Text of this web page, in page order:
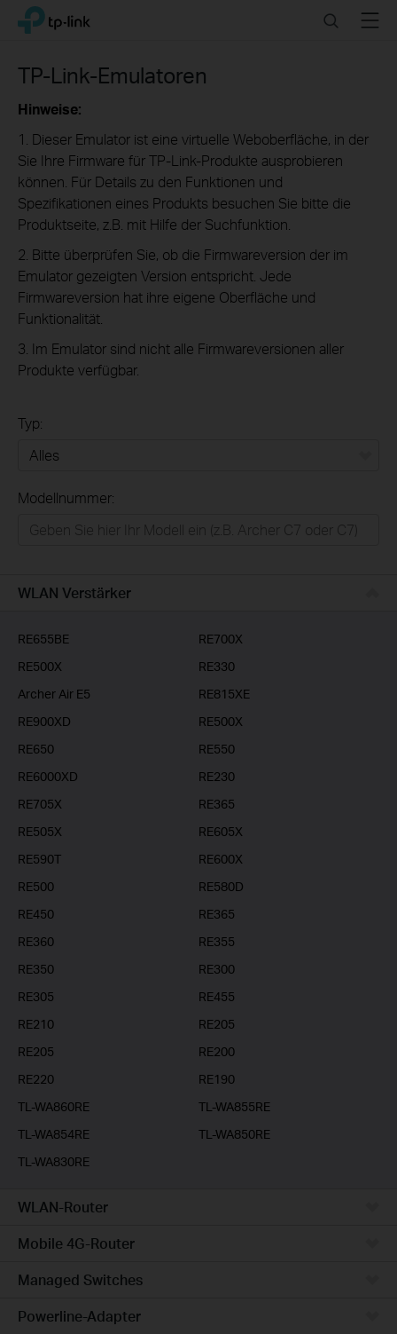
Click
the
navigation
TP-Link, Reliably Smart SearchMenu
TP-Link-Emulatoren
Hinweise:
1. Dieser Emulator ist eine virtuelle Weboberfläche, in der
Sie Ihre Firmware für TP-Link-Produkte ausprobieren
können. Für Details zu den Funktionen und
Spezifikationen eines Produkts besuchen Sie bitte die
Produktseite, z.B. mit Hilfe der Suchfunktion.
2. Bitte überprüfen Sie, ob die Firmwareversion der im
Emulator gezeigten Version entspricht. Jede
Firmwareversion hat ihre eigene Oberfläche und
Funktionalität.
3. Im Emulator sind nicht alle Firmwareversionen aller
Produkte verfügbar.
Typ:
Businessanwender
Modellnummer:
WLAN Verstärker
RE655BE
RE700X
RE500X
RE330
Archer Air E5
RE815XE
RE900XD
RE500X
RE650
RE550
RE6000XD
RE230
RE705X
RE365
RE505X
RE605X
RE590T
RE600X
RE500
RE580D
RE450
RE365
RE360
RE355
RE350
RE300
RE305
RE455
RE210
RE205
RE205
RE200
RE220
RE190
TL-WA860RE
TL-WA855RE
TL-WA854RE
TL-WA850RE
TL-WA830RE
WLAN-Router
Mobile 4G-Router
Managed Switches
Powerline-Adapter